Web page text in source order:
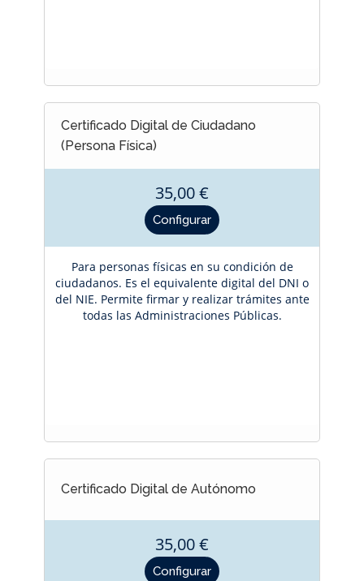
Certificado Digital de Ciudadano
(Persona Física)
Precio
35,00 €
Configurar
Para personas físicas en su condición de
ciudadanos. Es el equivalente digital del DNI o
del NIE. Permite firmar y realizar trámites ante
todas las Administraciones Públicas.
Certificado Digital de Autónomo
Precio
35,00 €
Configurar